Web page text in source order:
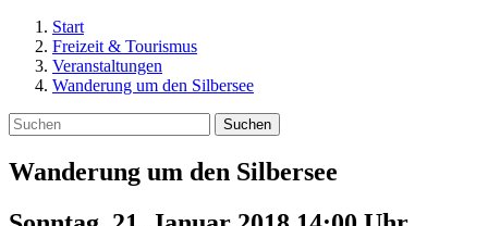
Start
Freizeit & Tourismus
Veranstaltungen
Wanderung um den Silbersee
Suchen
Wanderung um den Silbersee